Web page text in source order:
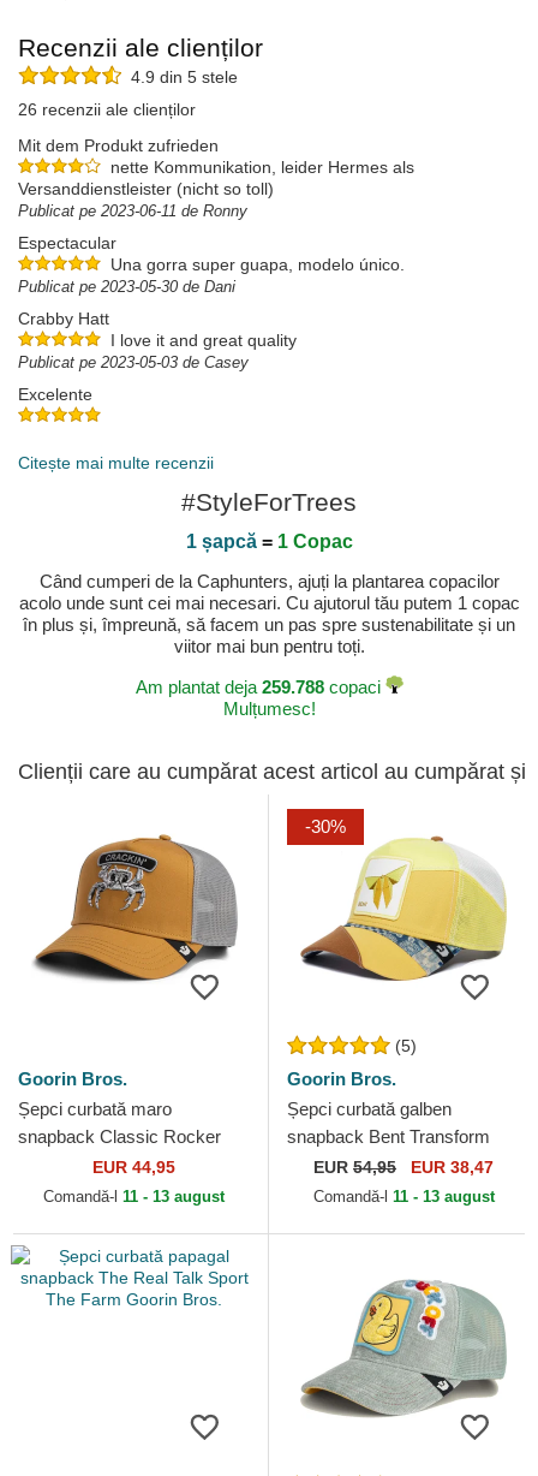
Recenzii ale clienților
4.9 din 5 stele
26 recenzii ale clienților
Mit dem Produkt zufrieden
nette Kommunikation, leider Hermes als
Versanddienstleister (nicht so toll)
Publicat pe 2023-06-11 de Ronny
Espectacular
Una gorra super guapa, modelo único.
Publicat pe 2023-05-30 de Dani
Crabby Hatt
I love it and great quality
Publicat pe 2023-05-03 de Casey
Excelente
Citește mai multe recenzii
#StyleForTrees
1 șapcă= 1 Copac
Când cumperi de la Caphunters, ajuți la plantarea copacilor
acolo unde sunt cei mai necesari. Cu ajutorul tău putem 1 copac
în plus și, împreună, să facem un pas spre sustenabilitate și un
viitor mai bun pentru toți.
Am plantat deja 259.788copaci
Mulțumesc!
Clienții care au cumpărat acest articol au cumpărat și
Goorin Bros.
Șepci curbată maro
snapback Classic Rocker
Crackin' The Farm Goorin
Bros.
EUR 44,95
Comandă-l 11 - 13 august
-30%
(5)
Goorin Bros.
Șepci curbată galben
snapback Bent Transform
Farmigami The Farm Goorin
Bros.
EUR 54,95 EUR 38,47
Comandă-l 11 - 13 august